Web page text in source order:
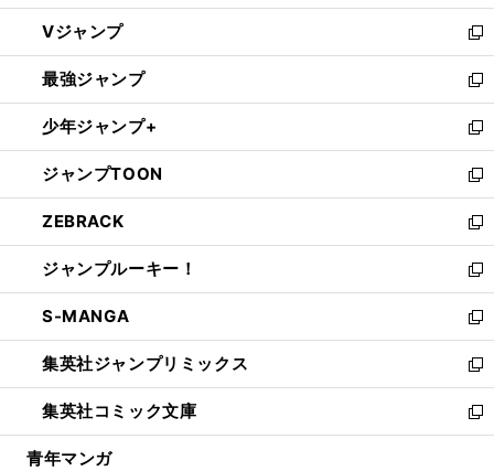
ウ
ィ
ン
ド
ウ
で
開
く
し
い
ウ
ィ
ン
ド
ウ
で
開
く
Vジャンプ
新
し
い
ウ
ィ
ン
ド
ウ
で
開
く
最強ジャンプ
新
し
い
ウ
ィ
ン
ド
ウ
で
開
く
少年ジャンプ+
新
し
い
ウ
ィ
ン
ド
ウ
で
開
く
ジャンプTOON
新
し
い
ウ
ィ
ン
ド
ウ
で
開
く
ZEBRACK
新
し
い
ウ
ィ
ン
ド
ウ
で
開
ジャンプルーキー！
新
し
い
ウ
ィ
ン
ド
ウ
S-MANGA
新
し
い
ウ
ィ
ン
集英社ジャンプリミックス
新
し
い
ウ
集英社コミック文庫
新
し
青年マンガ